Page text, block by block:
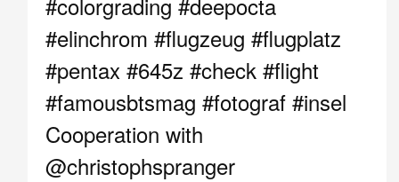
#elinchrom #flugzeug #flugplatz
#pentax #645z #check #flight
#famousbtsmag #fotograf #insel
Cooperation with
@christophspranger